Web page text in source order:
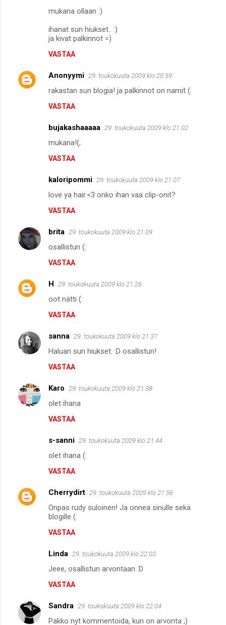
mukana ollaan :)
ihanat sun hiukset.. :)
ja kivat palkinnot =)
VASTAA
Anonyymi 29. toukokuuta 2009 klo 20.59
rakastan sun blogia! ja palkinnot on namit (:
VASTAA
bujakashaaaaa 29. toukokuuta 2009 klo 21.02
mukana!(;
VASTAA
kaloripommi 29. toukokuuta 2009 klo 21.07
love ya hair.<3 onko ihan vaa clip-onit?
VASTAA
brita 29. toukokuuta 2009 klo 21.09
osallistun (:
VASTAA
H 29. toukokuuta 2009 klo 21.26
oot nätti (:
VASTAA
sanna 29. toukokuuta 2009 klo 21.37
Haluan sun hiukset. :D osallistun!
VASTAA
Karo 29. toukokuuta 2009 klo 21.38
olet ihana
VASTAA
s-sanni 29. toukokuuta 2009 klo 21.44
olet ihana (:
VASTAA
Cherrydirt 29. toukokuuta 2009 klo 21.56
Onpas rudy suloinen! Ja onnea sinulle sekä
blogille (:
VASTAA
Linda 29. toukokuuta 2009 klo 22.03
Jeee, osallistun arvontaan :D
VASTAA
Sandra 29. toukokuuta 2009 klo 22.04
Pakko nyt kommentoida, kun on arvonta ;)